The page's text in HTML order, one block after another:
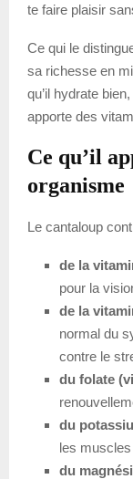
te faire plaisir
Ce qui le
sa richesse en
qu’il hydrate
apporte des
Ce qu’il
organisme
Le cantaloup
de la
pour la
de la
normal du
contre le
du folate
du
les
du